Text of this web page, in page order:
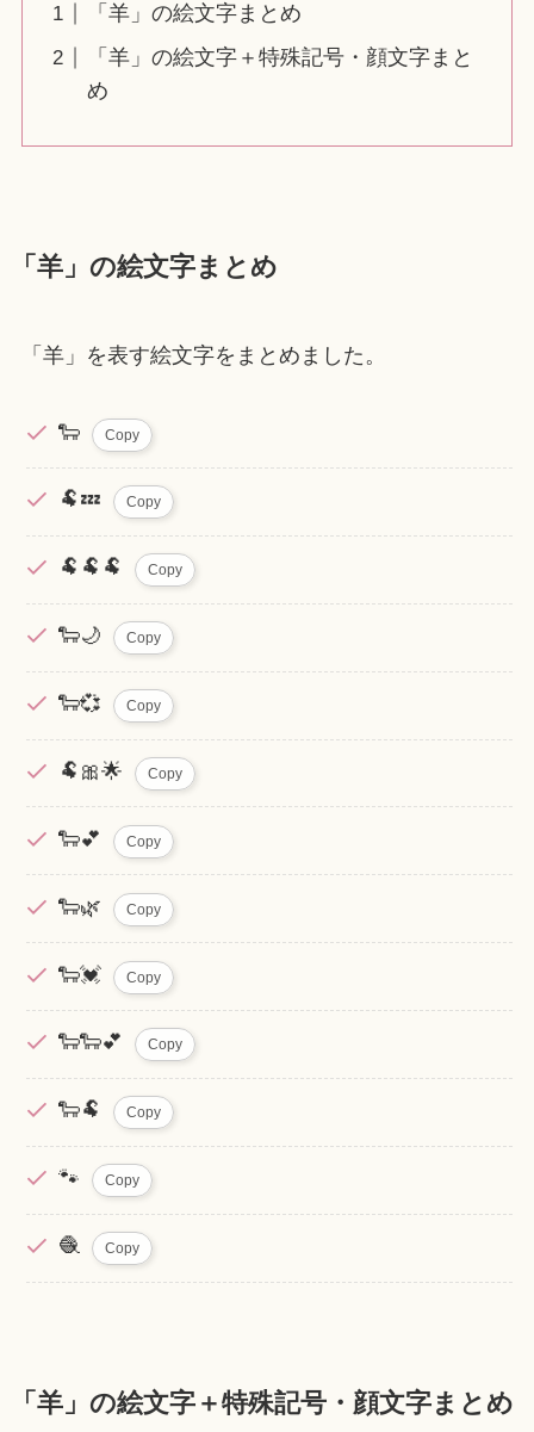
「羊」の絵文字まとめ
「羊」の絵文字＋特殊記号・顔文字まと
め
「羊」の絵文字まとめ
「羊」を表す絵文字をまとめました。
🐑 Copy
🐏💤 Copy
🐏🐏🐏 Copy
🐑🌙 Copy
🐑💞 Copy
🐏🎀🌟 Copy
🐑💕 Copy
🐑🌿 Copy
🐑💓 Copy
🐑🐑💕 Copy
🐑🐏 Copy
🐾 Copy
🧶 Copy
「羊」の絵文字＋特殊記号・顔文字まとめ